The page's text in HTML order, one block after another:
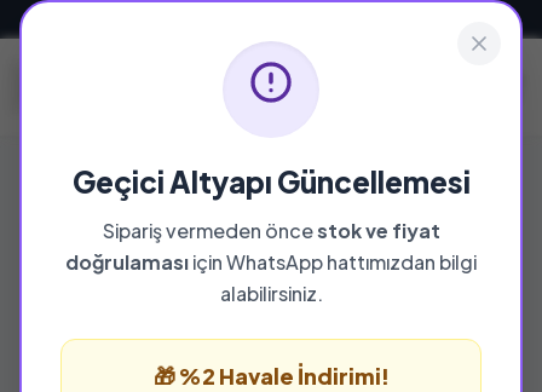
Geçici Altyapı Güncellemesi
Sipariş vermeden öncestok ve fiyat
doğrulamasıiçin WhatsApp hattımızdan bilgi
alabilirsiniz.
🎁 %2 Havale İndirimi!
%13 İNDİRİM